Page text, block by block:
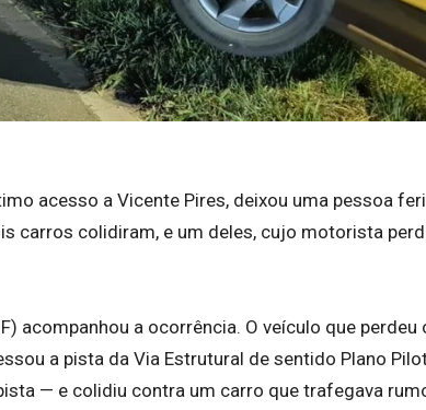
acesso a Vicente Pires, deixou uma pessoa
carros colidiram, e um deles, cujo motorista
acompanhou a ocorrência. O veículo que perdeu
a pista da Via Estrutural de sentido Plano
— e colidiu contra um carro que trafegava